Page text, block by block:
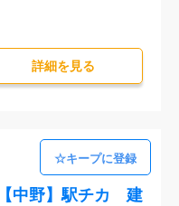
詳細を⾒る
中野】駅チカ 建